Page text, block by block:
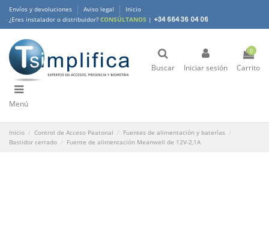
Envíos y devoluciones Aviso legal
Inicio
¿Eres instalador o distribuidor? CONSÚLTANOS | +34 664 36 04 06
Buscar Iniciar sesión
0
Carrito
Menú
Inicio Control de Acceso Peatonal
Fuentes de alimentación y baterías
Bastidor cerrado
Fuente de alimentación Meanwell de 12V-2,1A